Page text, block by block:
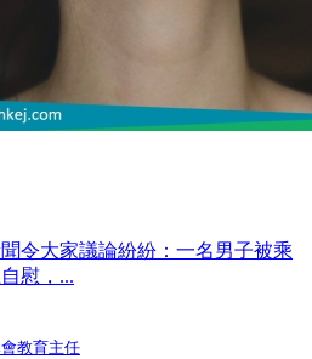
令大家議論紛紛：一名男子被乘
慰，...
教育主任